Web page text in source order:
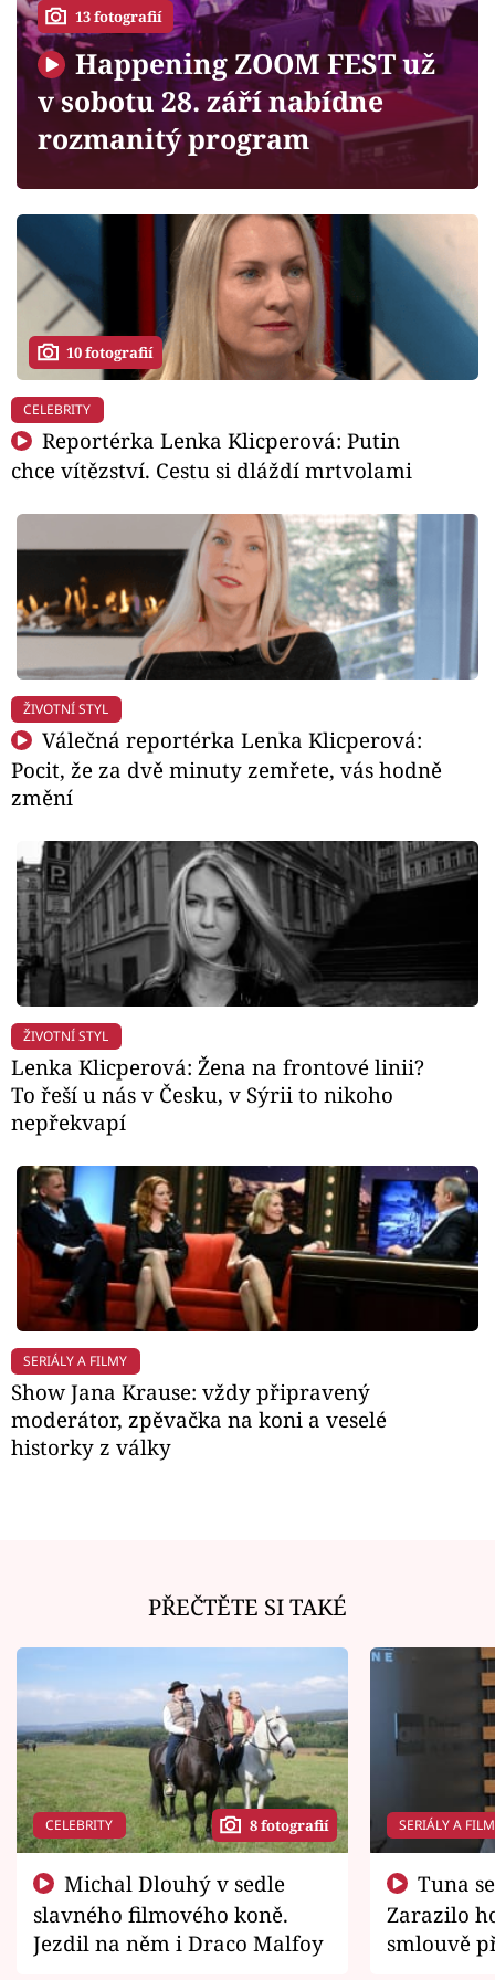
Sledujte prima+
Filmový festival Karlovy Vary
Mámy sobě
Přihlášení
Sledujte nás
13 fotografií
Happening ZOOM FEST už
v sobotu 28. září nabídne
rozmanitý program
10 fotografií
CELEBRITY
Reportérka Lenka Klicperová: Putin
chce vítězství. Cestu si dláždí mrtvolami
ŽIVOTNÍ STYL
Válečná reportérka Lenka Klicperová:
Pocit, že za dvě minuty zemřete, vás hodně
změní
ŽIVOTNÍ STYL
Lenka Klicperová: Žena na frontové linii?
To řeší u nás v Česku, v Sýrii to nikoho
nepřekvapí
SERIÁLY A FILMY
Show Jana Krause: vždy připravený
moderátor, zpěvačka na koni a veselé
historky z války
PŘEČTĚTE SI TAKÉ
CELEBRITY 8 fotografií
slavného filmového koně.
Jezdil na něm i Draco Malfoy
SERIÁLY A
Zarazilo
smlouvě